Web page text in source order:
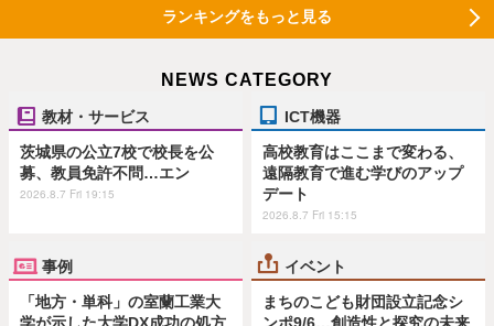
ランキングをもっと見る
NEWS CATEGORY
教材・サービス
茨城県の公立7校で校長を公
募、教員免許不問…エン
2026.8.7 Fri 19:15
ICT機器
高校教育はここまで変わる、
遠隔教育で進む学びのアップ
デート
2026.8.7 Fri 15:15
事例
「地方・単科」の室蘭工業大
イベント
まちのこども財団設立記念シ